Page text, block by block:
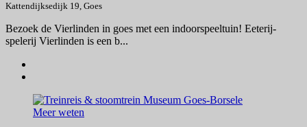
Kattendijksedijk 19, Goes
Bezoek de Vierlinden in goes met een indoorspeeltuin! Eeterij-
spelerij Vierlinden is een b...
Meer weten